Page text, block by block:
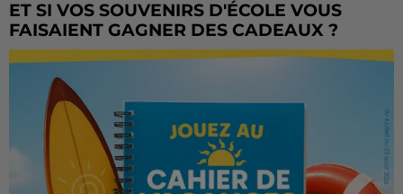
ET SI VOS SOUVENIRS D'ÉCOLE VOUS
FAISAIENT GAGNER DES CADEAUX ?